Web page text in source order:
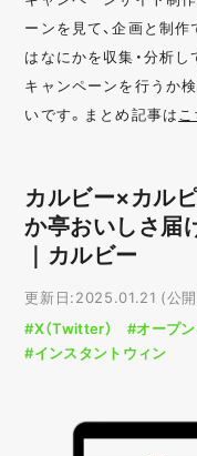
ーンを見て、企画と制
はなにかを収集・分析
キャンペーンを行うか
いです。まとめ記事は
カルビー×カル
か亭おいしさ届
｜カルビー
更新日:2025.01.21 (公
#X（Twitter）
#オープ
#インスタントウィン